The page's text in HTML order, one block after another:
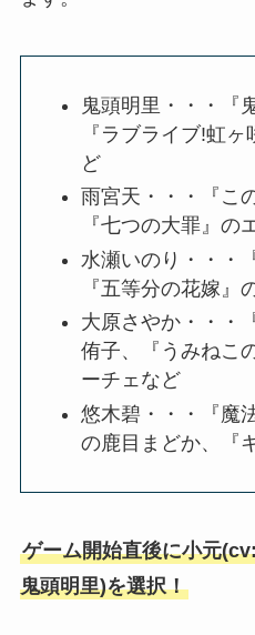
鬼頭明里・・・『
『ラブライブ!虹
ど
雨宮天・・・『こ
『七つの大罪』の
水瀬いのり・・・
『五等分の花嫁』
大原さやか・・・
侑子、『うみねこ
ーチェなど
悠木碧・・・『魔
の鹿目まどか、『
ゲーム開始直後に小元
鬼頭明里)を選択！